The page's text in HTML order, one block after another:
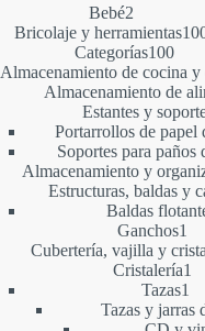
Bebé22
productos
Bricolaje y herramientas
Categorías100100
Almacenamiento de cocina y
Almacenamiento de
Estantes y
Portarrollos de papel
Soportes para paños
Almacenamiento y
Estructuras, baldas y
Baldas
Ganchos1
Cubertería, vajilla y
Cristalería1
Tazas1
Tazas y jarras